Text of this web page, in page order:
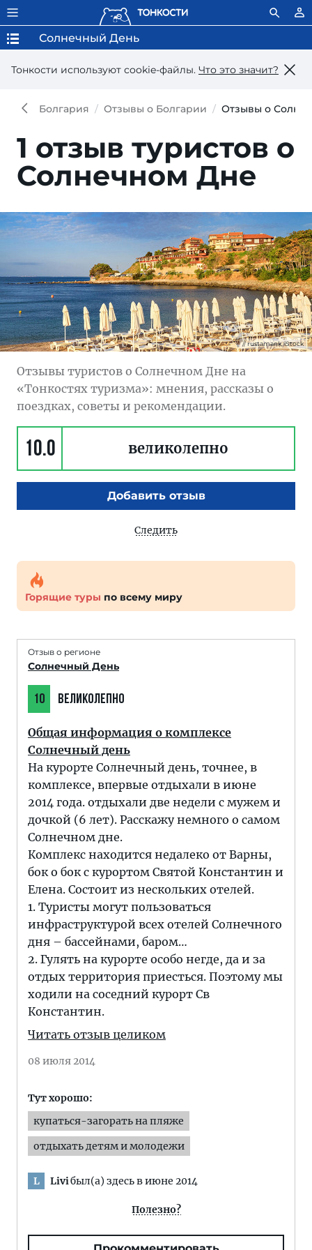
Тонкости используют сookie-файлы. Что это значит?
Солнечный День
Болгария Отзывы о Болгарии Отзывы о
1 отзыв туристов о
Солнечном Дне
rustamank, iStock
Отзывы туристов о Солнечном Дне на
«Тонкостях туризма»: мнения, рассказы о
поездках, советы и рекомендации.
10.0 великолепно
Добавить отзыв
Следить
Горящие туры по всему миру
Отзыв о регионе
Солнечный День
10 ВЕЛИКОЛЕПНО
Общая информация о комплексе
Солнечный день
На курорте Солнечный день, точнее, в
комплексе, впервые отдыхали в июне
2014 года. отдыхали две недели с мужем и
дочкой (6 лет). Расскажу немного о самом
Солнечном дне.
Комплекс находится недалеко от Варны,
бок о бок с курортом Святой Константин и
Елена. Состоит из нескольких отелей.
1. Туристы могут пользоваться
инфраструктурой всех отелей Солнечного
дня – бассейнами, баром…
2. Гулять на курорте особо негде, да и за
отдых территория приесться. Поэтому мы
ходили на соседний курорт Св
Константин.
Читать отзыв целиком
08 июля 2014
Тут хорошо:
купаться-загорать на пляже
отдыхать детям и молодежи
L Liviбыл(а) здесь в июне 2014
Полезно?